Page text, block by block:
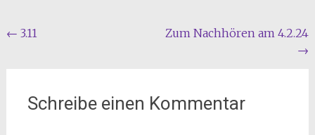
Beitragsnavigation
← 3.11
Zum Nachhören am 4.2.24
→
Schreibe einen Kommentar